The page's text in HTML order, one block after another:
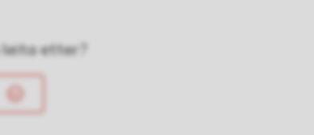
leita etter?
Nei